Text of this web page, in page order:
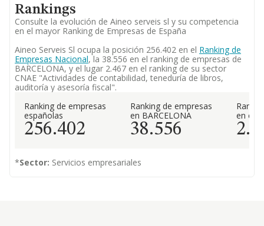
Rankings
Consulte la evolución de Aineo serveis sl y su competencia
en el mayor Ranking de Empresas de España
Aineo Serveis Sl ocupa la posición 256.402 en el Ranking de
Empresas Nacional, la 38.556 en el ranking de empresas de
BARCELONA, y el lugar 2.467 en el ranking de su sector
CNAE "Actividades de contabilidad, teneduría de libros,
auditoría y asesoría fiscal".
Ranking de empresas
españolas
256.402
Ranking de empresas
en BARCELONA
38.556
en el
*Sector: Servicios empresariales